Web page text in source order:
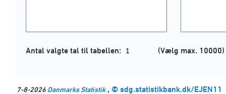
Antal valgte tal til tabellen: (Vælg max. 10000)
7-8-2026 Danmarks Statistik, © sdg.statistikbank.dk/EJEN11